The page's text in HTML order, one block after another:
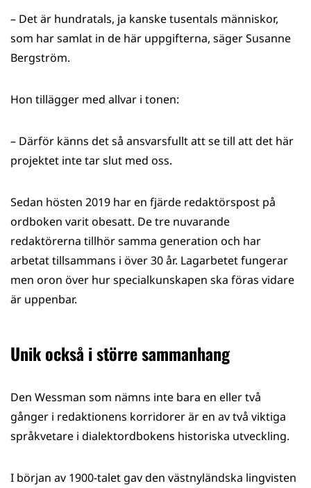
– Det är hundratals, ja kanske tusentals människor,
som har samlat in de här uppgifterna, säger Susanne
Bergström.
Hon tillägger med allvar i tonen:
– Därför känns det så ansvarsfullt att se till att det här
projektet inte tar slut med oss.
Sedan hösten 2019 har en fjärde redaktörspost på
ordboken varit obesatt. De tre nuvarande
redaktörerna tillhör samma generation och har
arbetat tillsammans i över 30 år. Lagarbetet fungerar
men oron över hur specialkunskapen ska föras vidare
är uppenbar.
Unik också i större sammanhang
Den Wessman som nämns inte bara en eller två
gånger i redaktionens korridorer är en av två viktiga
språkvetare i dialektordbokens historiska utveckling.
I början av 1900-talet gav den västnyländska lingvisten